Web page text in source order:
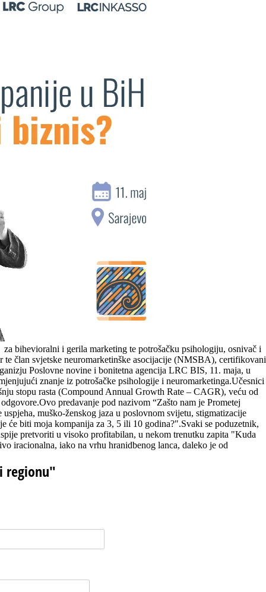
za bihevioralni i gerila marketing te potrošačku psihologiju, osnivač i
član svjetske neuromarketinške asocijacije (NMSBA), certifikovani
Poslovne novine i bonitetna agencija LRC BIS, 11. maja, u
znanje iz potrošačke psihologije i neuromarketinga.Učesnici
stopu rasta (Compound Annual Growth Rate – CAGR), veću od
predavanje pod nazivom “Zašto nam je Prometej
muško-ženskog jaza u poslovnom svijetu, stigmatizacije
će biti moja kompanija za 3, 5 ili 10 godina?".Svaki se poduzetnik,
pretvoriti u visoko profitabilan, u nekom trenutku zapita "Kuda
iracionalna, iako na vrhu hranidbenog lanca, daleko je od
regionu"